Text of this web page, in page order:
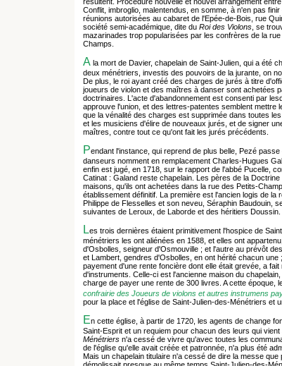
Conflit, imbroglio, malentendus, en somme, à n'en pas
réunions autorisées au cabaret de l'Epée-de-Bois, rue
société semi-académique, dite du Roi des Violons, se
mazarinades trop popularisées par les confrères de la
Champs.
Ala mort de Davier, chapelain de Saint-Julien, qui a été
deux ménétriers, investis des pouvoirs de la jurante, on
De plus, le roi ayant créé des charges de jurés à titre
joueurs de violon et des maîtres à danser sont achetées
doctrinaires. L'acte d'abandonnement est consenti par
approuve l'union, et des lettres-patentes semblent mettre
que la vénalité des charges est supprimée dans toutes
et les musiciens d'élire de nouveaux jurés, et de signer
maîtres, contre tout ce qu'ont fait les jurés précédents.
Pendant l'instance, qui reprend de plus belle, Pezé
danseurs nomment en remplacement Charles-Hugues
enfin est jugé, en 1718, sur le rapport de l'abbé Pucelle,
Catinat : Galand reste chapelain. Les pères de la
maisons, qu'ils ont achetées dans la rue des Petits-
établissement définitif. La première est l'ancien logis de la
Philippe de Flesselles et son neveu, Séraphin Baudouin,
suivantes de Leroux, de Laborde et des héritiers Doussin.
Les trois dernières étaient primitivement l'hospice de
ménétriers les ont aliénées en 1588, et elles ont
d'Osbolles, seigneur d'Osmouville ; et l'autre au prévôt
et Lambert, gendres d'Osbolles, en ont hérité chacun une
payement d'une rente foncière dont elle était grevée, a
d'instruments. Celle-ci est l'ancienne maison du
charge de payer une rente de 300 livres. A cette époque,
confrairie des Joueurs de violons et autres instrumens
pour la place et l'église de Saint-Julien-des-Ménétriers et
En cette église, à partir de 1720, les agents de change
Saint-Esprit et un requiem pour chacun des leurs qui vient
Ménétriersn'a cessé de vivre qu'avec toutes les
de l'église qu'elle avait créée et patronnée, n'a plus été
Mais un chapelain titulaire n'a cessé de dire la messe que